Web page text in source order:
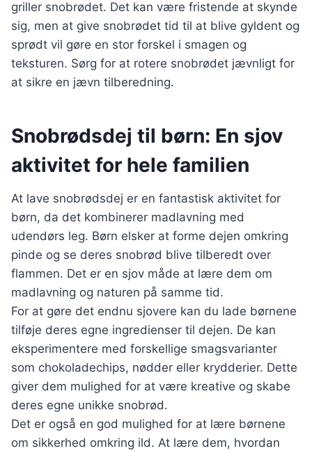
griller snobrødet. Det kan være fristende at skynde
sig, men at give snobrødet tid til at blive gyldent og
sprødt vil gøre en stor forskel i smagen og
teksturen. Sørg for at rotere snobrødet jævnligt for
at sikre en jævn tilberedning.
Snobrødsdej til børn: En sjov
aktivitet for hele familien
At lave snobrødsdej er en fantastisk aktivitet for
børn, da det kombinerer madlavning med
udendørs leg. Børn elsker at forme dejen omkring
pinde og se deres snobrød blive tilberedt over
flammen. Det er en sjov måde at lære dem om
madlavning og naturen på samme tid.
For at gøre det endnu sjovere kan du lade børnene
tilføje deres egne ingredienser til dejen. De kan
eksperimentere med forskellige smagsvarianter
som chokoladechips, nødder eller krydderier. Dette
giver dem mulighed for at være kreative og skabe
deres egne unikke snobrød.
Det er også en god mulighed for at lære børnene
om sikkerhed omkring ild. At lære dem, hvordan